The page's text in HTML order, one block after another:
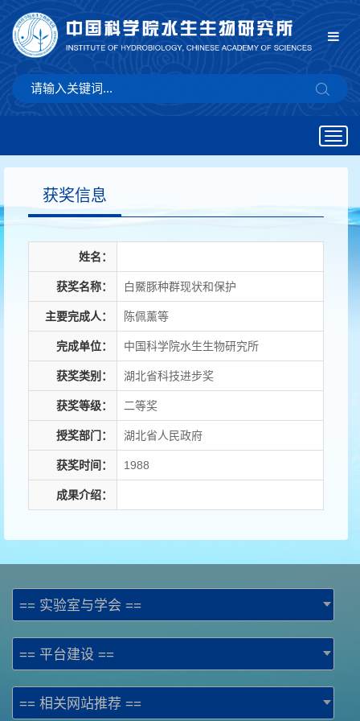
获奖信息
姓名：
获奖名称： 白鱀豚种群现状和保护
主要完成人： 陈佩薰等
完成单位： 中国科学院水生生物研究所
获奖类别： 湖北省科技进步奖
获奖等级： 二等奖
授奖部门： 湖北省人民政府
获奖时间： 1988
成果介绍：
== 实验室与学会 ==
== 平台建设 ==
== 相关网站推荐 ==